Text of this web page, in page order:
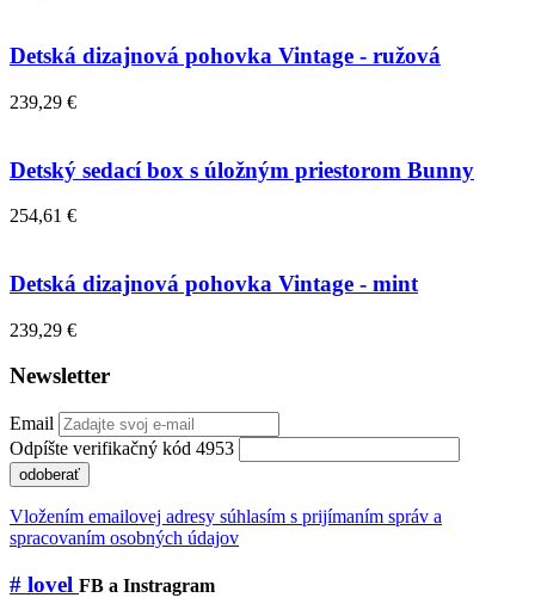
Detská dizajnová pohovka Vintage - ružová
239,29 €
Detský sedací box s úložným priestorom Bunny
254,61 €
Detská dizajnová pohovka Vintage - mint
239,29 €
Newsletter
Email
Odpíšte verifikačný kód 4953
odoberať
Vložením emailovej adresy súhlasím s prijímaním správ a
spracovaním osobných údajov
# lovel FB a Instragram